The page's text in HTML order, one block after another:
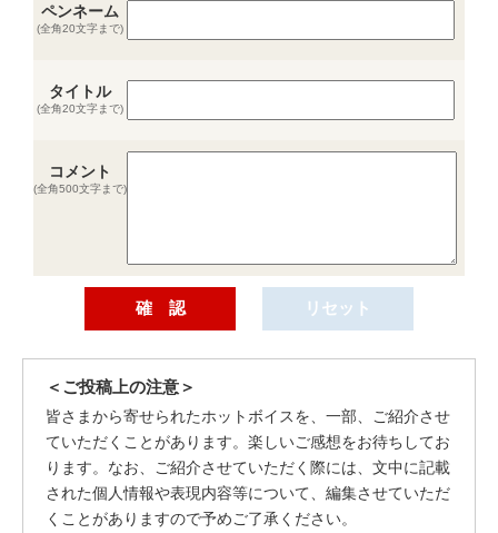
ペンネーム
(全角20文字まで)
タイトル
(全角20文字まで)
コメント
(全角500文字まで)
＜ご投稿上の注意＞
皆さまから寄せられたホットボイスを、一部、ご紹介させ
ていただくことがあります。楽しいご感想をお待ちしてお
ります。なお、ご紹介させていただく際には、文中に記載
された個人情報や表現内容等について、編集させていただ
くことがありますので予めご了承ください。